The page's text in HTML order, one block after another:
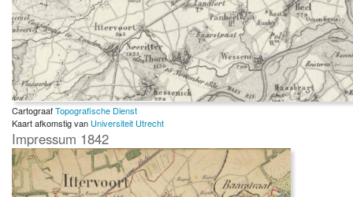
CartograafTopografische Dienst
Kaart afkomstig van Universiteit Utrecht
Impressum 1842